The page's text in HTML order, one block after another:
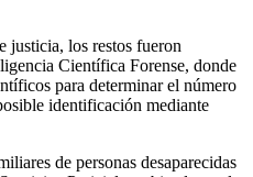
justicia, los restos fueron
Científica Forense, donde
para determinar el número
identificación mediante
de personas desaparecidas